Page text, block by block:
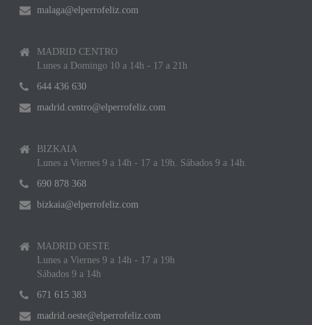
malaga@elperrofeliz.com
MADRID CENTRO
Lunes a Domingo 10 a 14h - 17 a 21h
644 436 630
madrid.centro@elperrofeliz.com
BIZKAIA
Lunes a Viernes 9 a 14h - 17 a 19h. Sábados 9 a 14h.
690 878 368
bizkaia@elperrofeliz.com
MADRID OESTE
Lunes a Viernes 9 a 14h - 17 a 19h
Sábados 9 a 14h
671 615 383
madrid.oeste@elperrofeliz.com